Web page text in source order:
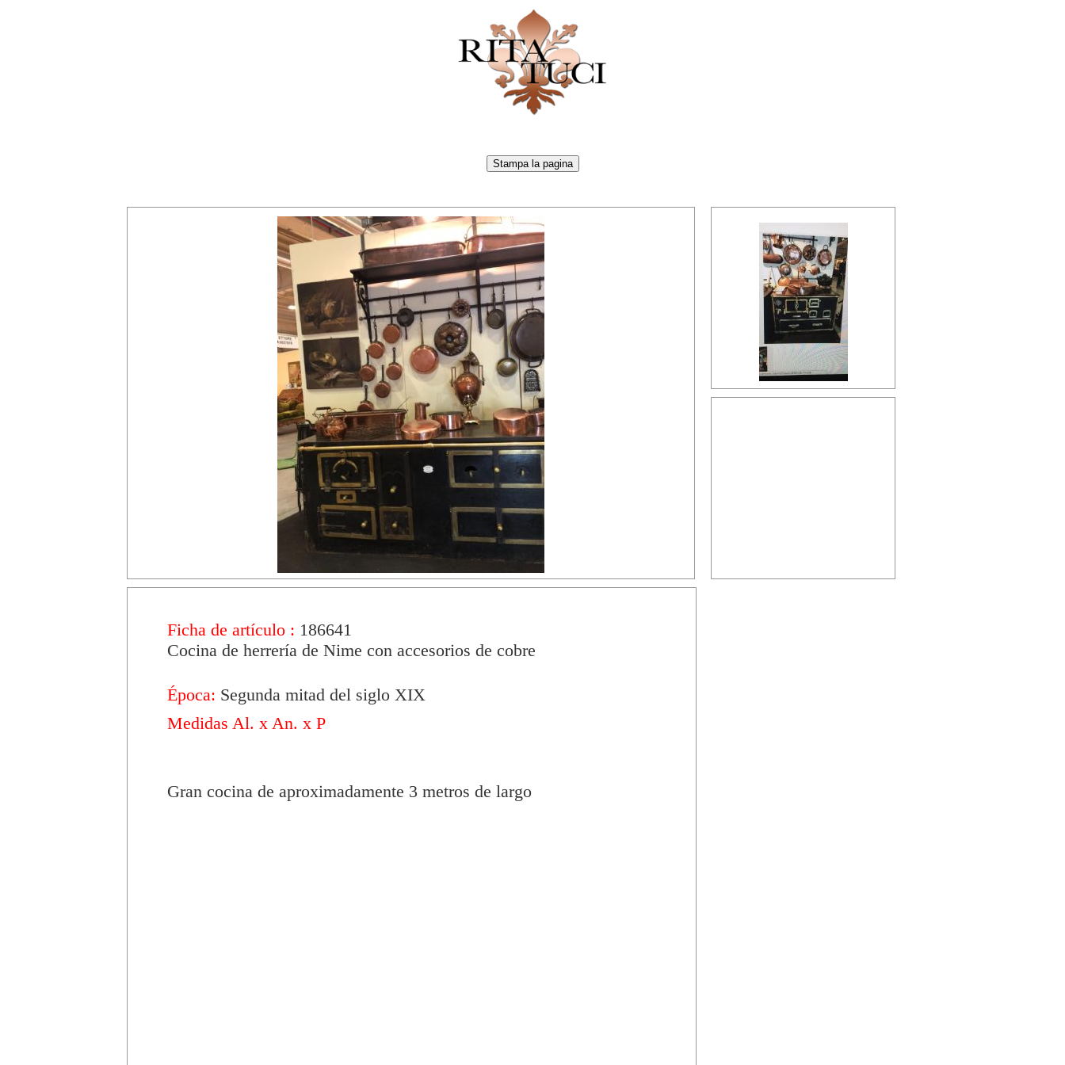
Ficha de artículo : 186641
Cocina de herrería de Nime con accesorios de cobre
Época: Segunda mitad del siglo XIX
Medidas Al. x An. x P
Gran cocina de aproximadamente 3 metros de largo